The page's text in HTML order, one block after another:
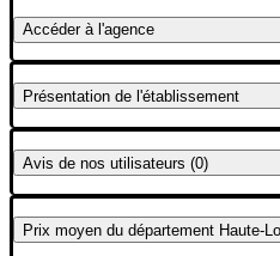
Accéderà l'agence
Présentation de l'établissement
Avis de nos utilisateurs (0)
Prix moyen du département Haute-